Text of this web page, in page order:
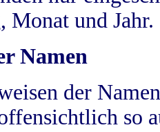
Monat und Jahr.
Namen
der
so